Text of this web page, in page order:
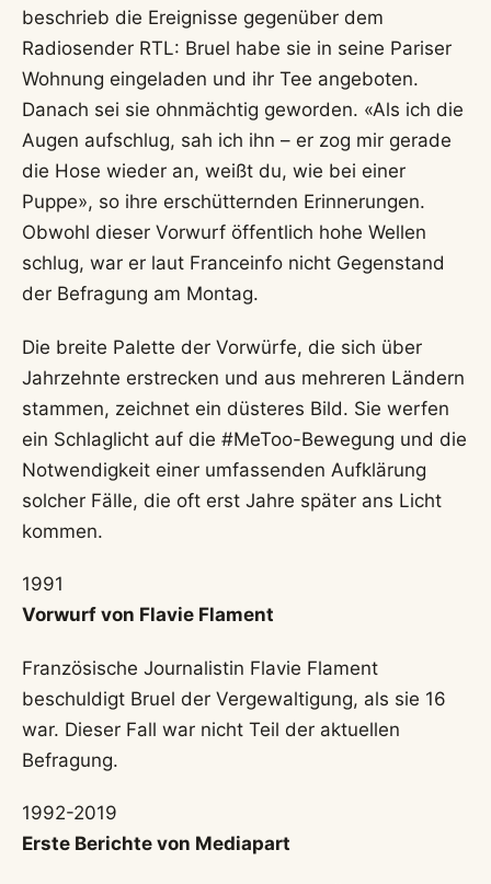
beschrieb die Ereignisse gegenüber dem
Radiosender RTL: Bruel habe sie in seine Pariser
Wohnung eingeladen und ihr Tee angeboten.
Danach sei sie ohnmächtig geworden. «Als ich die
Augen aufschlug, sah ich ihn – er zog mir gerade
die Hose wieder an, weißt du, wie bei einer
Puppe», so ihre erschütternden Erinnerungen.
Obwohl dieser Vorwurf öffentlich hohe Wellen
schlug, war er laut Franceinfo nicht Gegenstand
der Befragung am Montag.
Die breite Palette der Vorwürfe, die sich über
Jahrzehnte erstrecken und aus mehreren Ländern
stammen, zeichnet ein düsteres Bild. Sie werfen
ein Schlaglicht auf die #MeToo-Bewegung und die
Notwendigkeit einer umfassenden Aufklärung
solcher Fälle, die oft erst Jahre später ans Licht
kommen.
1991
Vorwurf von Flavie Flament
Französische Journalistin Flavie Flament
beschuldigt Bruel der Vergewaltigung, als sie 16
war. Dieser Fall war nicht Teil der aktuellen
Befragung.
1992-2019
Erste Berichte von Mediapart